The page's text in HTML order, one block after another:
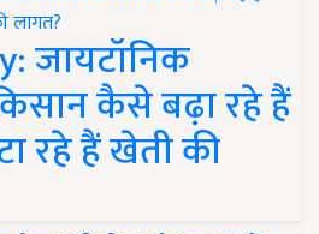
जायटॉनिक
कैसे बढ़ा रहे हैं
रहे हैं खेती की